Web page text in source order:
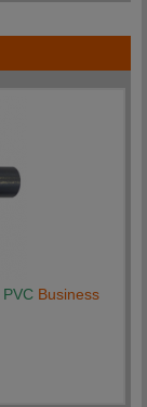
PVC Business